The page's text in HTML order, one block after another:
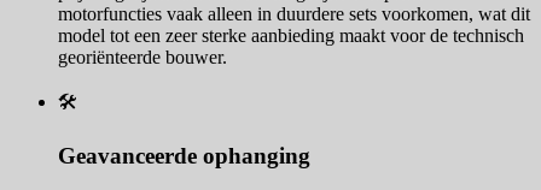
motorfuncties vaak alleen in duurdere sets voorkomen, wat dit
model tot een zeer sterke aanbieding maakt voor de technisch
georiënteerde bouwer.
🛠️
Geavanceerde ophanging